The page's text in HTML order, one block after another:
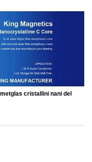
cristallini nani del